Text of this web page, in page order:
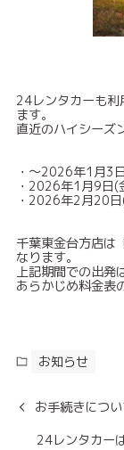
24レンタカーも利
ます。
直近のハイシーズ
・～2026年1月3
・2026年1月9日
・2026年2月20
千葉東金台方店は
なります。
上記期間での出発
あらかじめ料金表
お知らせ
お手続きにつ
24レンタカー